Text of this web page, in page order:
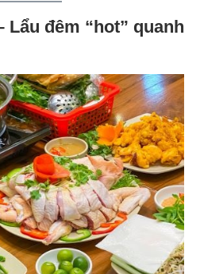
đêm “hot” quanh